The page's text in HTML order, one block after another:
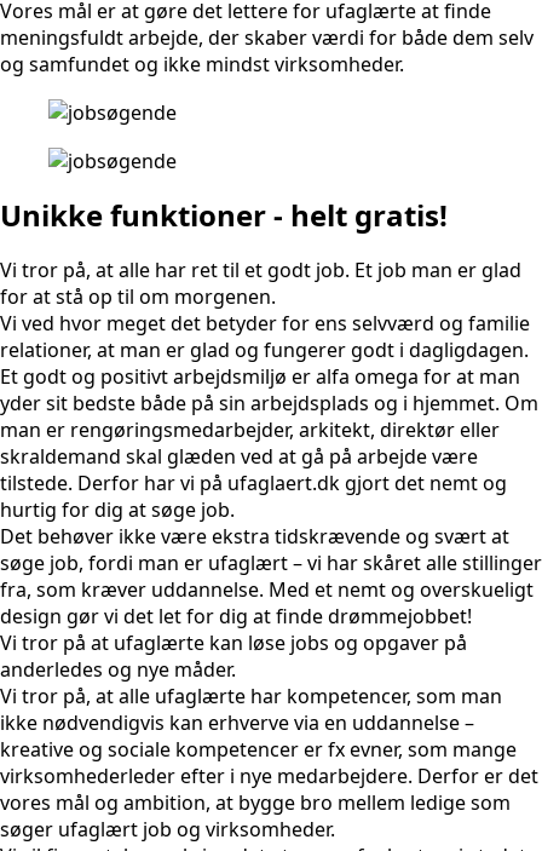
Vores mål er at gøre det lettere for ufaglærte at finde
meningsfuldt arbejde, der skaber værdi for både dem selv
og samfundet og ikke mindst virksomheder.
Unikke funktioner - helt gratis!
Vi tror på, at alle har ret til et godt job. Et job man er glad
for at stå op til om morgenen.
Vi ved hvor meget det betyder for ens selvværd og familie
relationer, at man er glad og fungerer godt i dagligdagen.
Et godt og positivt arbejdsmiljø er alfa omega for at man
yder sit bedste både på sin arbejdsplads og i hjemmet. Om
man er rengøringsmedarbejder, arkitekt, direktør eller
skraldemand skal glæden ved at gå på arbejde være
tilstede. Derfor har vi på ufaglaert.dk gjort det nemt og
hurtig for dig at søge job.
Det behøver ikke være ekstra tidskrævende og svært at
søge job, fordi man er ufaglært – vi har skåret alle stillinger
fra, som kræver uddannelse. Med et nemt og overskueligt
design gør vi det let for dig at finde drømmejobbet!
Vi tror på at ufaglærte kan løse jobs og opgaver på
anderledes og nye måder.
Vi tror på, at alle ufaglærte har kompetencer, som man
ikke nødvendigvis kan erhverve via en uddannelse –
kreative og sociale kompetencer er fx evner, som mange
virksomhederleder efter i nye medarbejdere. Derfor er det
vores mål og ambition, at bygge bro mellem ledige som
søger ufaglært job og virksomheder.